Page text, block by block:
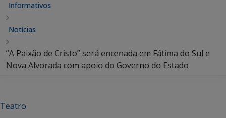
Informativos
Notícias
“A Paixão de Cristo” será encenada em Fátima do Sul e
Nova Alvorada com apoio do Governo do Estado
Teatro